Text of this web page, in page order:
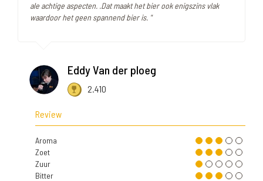
ale achtige aspecten. .Dat maakt het bier ook enigszins vlak
waardoor het geen spannend bier is. "
Eddy Van der ploeg
2.410
Review
Aroma
Zoet
Zuur
Bitter